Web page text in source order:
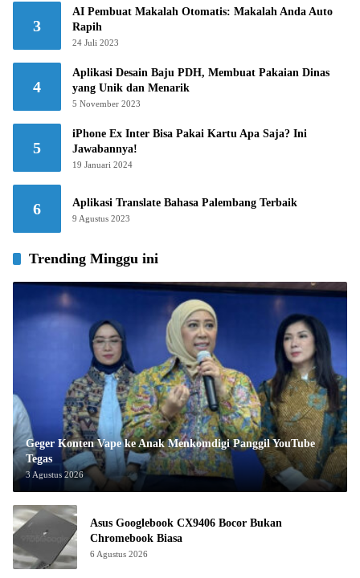
3
AI Pembuat Makalah Otomatis: Makalah Anda Auto
Rapih
24 Juli 2023
4
Aplikasi Desain Baju PDH, Membuat Pakaian Dinas
yang Unik dan Menarik
5 November 2023
5
iPhone Ex Inter Bisa Pakai Kartu Apa Saja? Ini
Jawabannya!
19 Januari 2024
6 Aplikasi Translate Bahasa Palembang Terbaik
9 Agustus 2023
Trending Minggu ini
Geger Konten Vape ke Anak Menkomdigi Panggil YouTube
Tegas
3 Agustus 2026
Asus Googlebook CX9406 Bocor Bukan
Chromebook Biasa
6 Agustus 2026